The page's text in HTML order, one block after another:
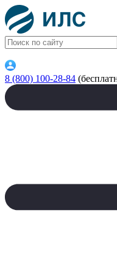
8 (800) 100-28-84